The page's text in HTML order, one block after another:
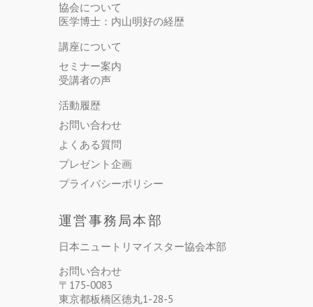
協会について
医学博士：内山明好の経歴
講座について
セミナー案内
受講者の声
活動履歴
お問い合わせ
よくある質問
プレゼント企画
プライバシーポリシー
運営事務局本部
日本ニュートリマイスター協会本部
お問い合わせ
〒175-0083
東京都板橋区徳丸1-28-5